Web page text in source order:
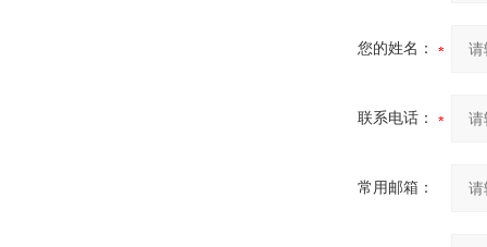
您的姓名：
联系电话：
常用邮箱：